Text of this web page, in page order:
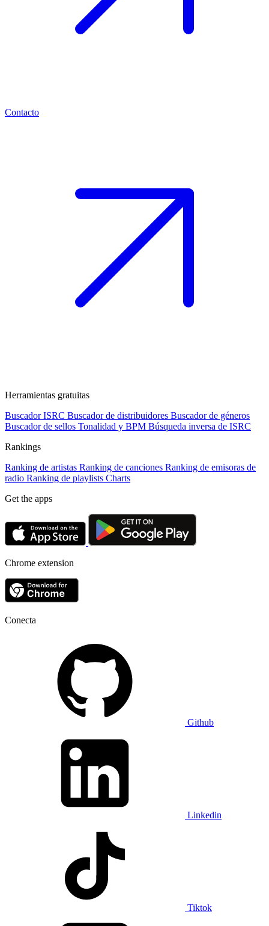
Contacto
Herramientas gratuitas
Buscador ISRC Buscador de distribuidores Buscador de géneros
Buscador de sellos Tonalidad y BPM Búsqueda inversa de ISRC
Rankings
Ranking de artistas Ranking de canciones Ranking de emisoras de
radio Ranking de playlists Charts
Get the apps
Chrome extension
Conecta
Github
Linkedin
Tiktok